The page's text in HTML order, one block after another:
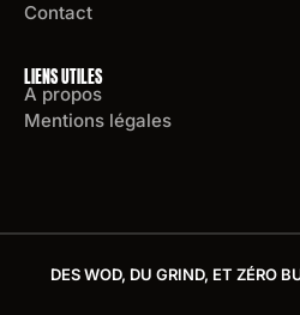
Contact
LIENS UTILES
A propos
Mentions légales
DES WOD, DU GRIND, ET ZÉRO